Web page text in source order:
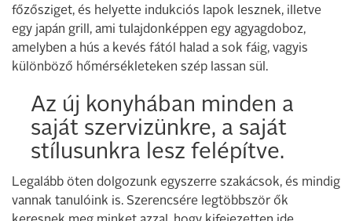
főzősziget, és helyette indukciós lapok lesznek, illetve
egy japán grill, ami tulajdonképpen egy agyagdoboz,
amelyben a hús a kevés fától halad a sok fáig, vagyis
különböző hőmérsékleteken szép lassan sül.
Az új konyhában minden a
saját szervizünkre, a saját
stílusunkra lesz felépítve.
Legalább öten dolgozunk egyszerre szakácsok, és mindig
vannak tanulóink is. Szerencsére legtöbbször ők